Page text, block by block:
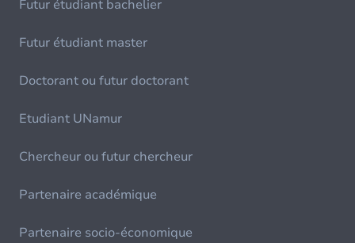
Futur étudiant bachelier
Futur étudiant master
Doctorant ou futur doctorant
Etudiant UNamur
Chercheur ou futur chercheur
Partenaire académique
Partenaire socio-économique